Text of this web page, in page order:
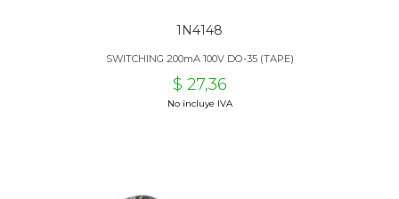
1N4148
SWITCHING 200mA 100V DO-35 (TAPE)
$ 27,36
No incluye IVA